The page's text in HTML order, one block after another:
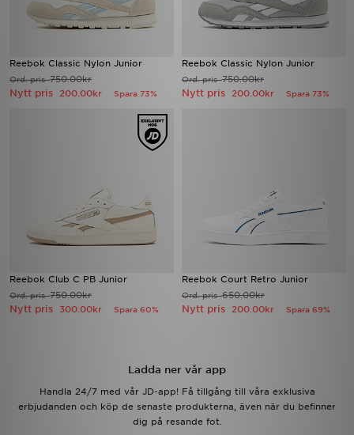
Reebok Classic Nylon Junior
Ord. pris750.00kr
Nytt pris 200.00kr Spara 73%
Reebok Classic Nylon Junior
Ord. pris750.00kr
Nytt pris 200.00kr Spara 73%
Reebok Club C PB Junior
Ord. pris750.00kr
Nytt pris 300.00kr Spara 60%
Reebok Court Retro Junior
Ord. pris650.00kr
Nytt pris 200.00kr Spara 69%
Ladda ner vår app
Handla 24/7 med vår JD-app! Få tillgång till våra exklusiva
erbjudanden och köp de senaste produkterna, även när du befinner
dig på resande fot.